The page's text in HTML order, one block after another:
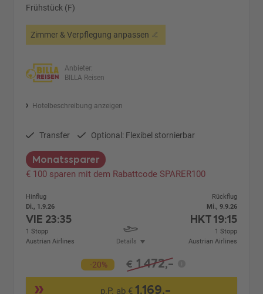
Frühstück (F)
Zimmer & Verpflegung anpassen
Anbieter:
BILLA Reisen
Hotelbeschreibung anzeigen
Transfer Optional: Flexibel stornierbar
Monatssparer
€ 100 sparen mit dem Rabattcode SPARER100
Hinflug
Di., 1.9.26
VIE 23:35
1 Stopp
Austrian Airlines
Details
Rückflug
Mi., 9.9.26
HKT19:15
1 Stopp
Austrian Airlines
-20% € 1.472,-
p.P. ab €1.169,-